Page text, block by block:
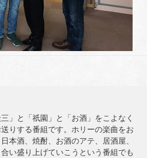
」と「祇園」と「お酒」をこよなく
りする番組です。ホリーの楽曲をお
本酒、焼酎、お酒のアテ、居酒屋、
い盛り上げていこうという番組でも